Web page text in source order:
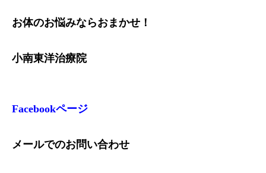
お体のお悩みならおまかせ！
小南東洋治療院
Facebookページ
メールでのお問い合わせ